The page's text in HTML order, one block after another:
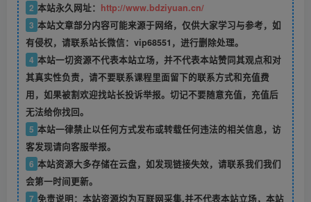
2 本站永久网址： http://www.bdziyuan.cn/
3 本站文章部分内容可能来源于网络，仅供大家学习与参考，如
有侵权，请联系站长微信：vip68551，进行删除处理。
4 本站一切资源不代表本站立场，并不代表本站赞同其观点和对
其真实性负责，请不要联系课程里面留下的联系方式和充值费
用，如果被割欢迎找站长投诉举报。切记不要随意充值，充值后
无法给你找回。
5 本站一律禁止以任何方式发布或转载任何违法的相关信息，访
客发现请向客服举报。
6 本站资源大多存储在云盘，如发现链接失效，请联系我们我们
会第一时间更新。
7 免责说明：本站资源均为互联网采集,并不代表本站立场，本站